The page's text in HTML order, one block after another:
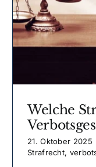
Welche
21. Oktober 2025
Strafrecht,